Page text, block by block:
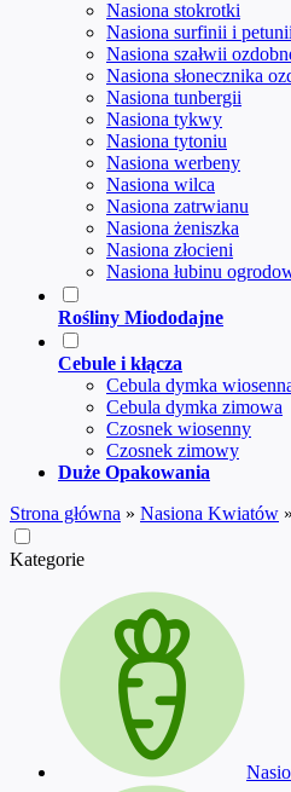
Nasiona stokrotki
Nasiona surfinii i petunii
Nasiona szałwii
Nasiona słonecznika
Nasiona tunbergii
Nasiona tykwy
Nasiona tytoniu
Nasiona werbeny
Nasiona wilca
Nasiona zatrwianu
Nasiona żeniszka
Nasiona złocieni
Nasiona łubinu
Rośliny Miododajne
Cebule i kłącza
Cebula dymka
Cebula dymka zimowa
Czosnek wiosenny
Czosnek zimowy
Duże Opakowania
Strona główna » Nasiona Kwiatów »
Kategorie